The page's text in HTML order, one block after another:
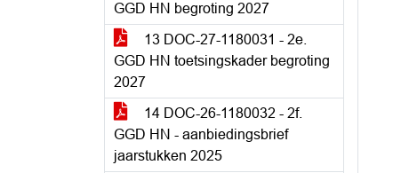
GGD HN begroting 2027
13 DOC-27-1180031 - 2e.
GGD HN toetsingskader begroting
2027
14 DOC-26-1180032 - 2f.
GGD HN - aanbiedingsbrief
jaarstukken 2025